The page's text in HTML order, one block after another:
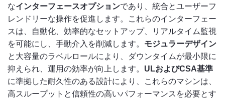
なインターフェースオプションであり、統合とユーザーフ
レンドリーな操作を促進します。これらのインターフェー
スは、自動化、効率的なセットアップ、リアルタイム監視
を可能にし、手動介入を削減します。 モジュラーデザイン
と大容量のラベルロールにより、ダウンタイムが最小限に
抑えられ、運用の効率が向上します。 ULおよびCSA基準
に準拠した耐久性のある設計により、これらのマシンは、
高スループットと信頼性の高いパフォーマンスを必要とす